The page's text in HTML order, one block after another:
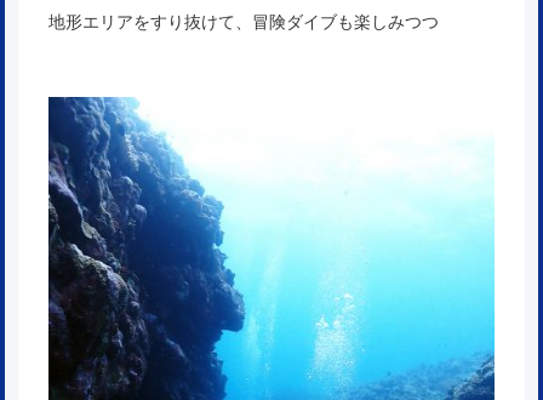
地形エリアをすり抜けて、冒険ダイブも楽しみつつ